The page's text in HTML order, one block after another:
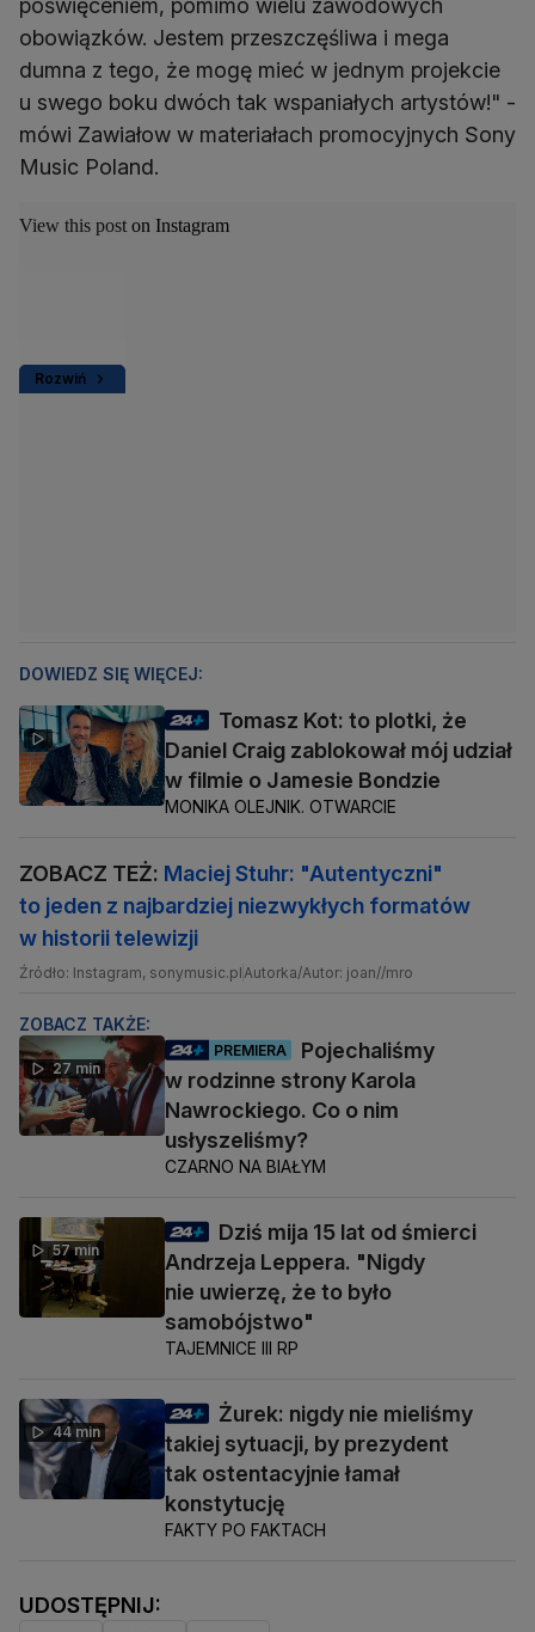
poświęceniem, pomimo wielu zawodowych
obowiązków. Jestem przeszczęśliwa i mega
dumna z tego, że mogę mieć w jednym projekcie
u swego boku dwóch tak wspaniałych artystów!" -
mówi Zawiałow w materiałach promocyjnych Sony
Music Poland.
Rozwiń
View this post on Instagram
DOWIEDZ SIĘ WIĘCEJ:
Tomasz Kot: to plotki, że
Daniel Craig zablokował mój udział
w filmie o Jamesie Bondzie
MONIKA OLEJNIK. OTWARCIE
ZOBACZ TEŻ: Maciej Stuhr: "Autentyczni"
to jeden z najbardziej niezwykłych formatów
w historii telewizji
Źródło: Instagram, sonymusic.plAutorka/Autor: joan//mro
ZOBACZ TAKŻE:
27 min
PREMIERA
Pojechaliśmy
w rodzinne strony Karola
Nawrockiego. Co o nim
usłyszeliśmy?
CZARNO NA BIAŁYM
57 min
Dziś mija 15 lat od śmierci
Andrzeja Leppera. "Nigdy
nie uwierzę, że to było
samobójstwo"
TAJEMNICE III RP
44 min
Żurek: nigdy nie mieliśmy
takiej sytuacji, by prezydent
tak ostentacyjnie łamał
konstytucję
FAKTY PO FAKTACH
UDOSTĘPNIJ: